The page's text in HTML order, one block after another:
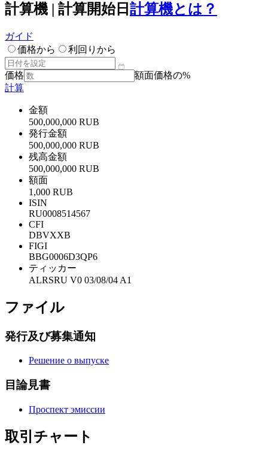
計算機 | 計算開始日 計算機とは？
ガイド
価格から
利回りから
価格
額面価格の%
計算
金額
500,000,000 RUB
発行金額
500,000,000 RUB
残高金額
500,000,000 RUB
額面
1,000 RUB
ISIN
RU0008514567
CFI
DBVXXB
FIGI
BBG0006D3QP6
ティッカー
ALRSRU V0 03/08/04 A1
ファイル
発行及び募集通知
Решение о выпуске
目論見書
Проспект эмиссии
取引チャート